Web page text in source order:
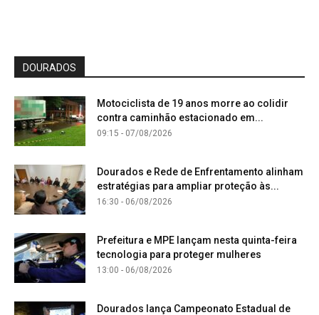
DOURADOS
Motociclista de 19 anos morre ao colidir
contra caminhão estacionado em...
09:15 - 07/08/2026
Dourados e Rede de Enfrentamento alinham
estratégias para ampliar proteção às...
16:30 - 06/08/2026
Prefeitura e MPE lançam nesta quinta-feira
tecnologia para proteger mulheres
13:00 - 06/08/2026
Dourados lança Campeonato Estadual de